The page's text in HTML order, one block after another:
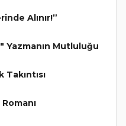
Alınır!”
Yazmanın Mutluluğu
Takıntısı